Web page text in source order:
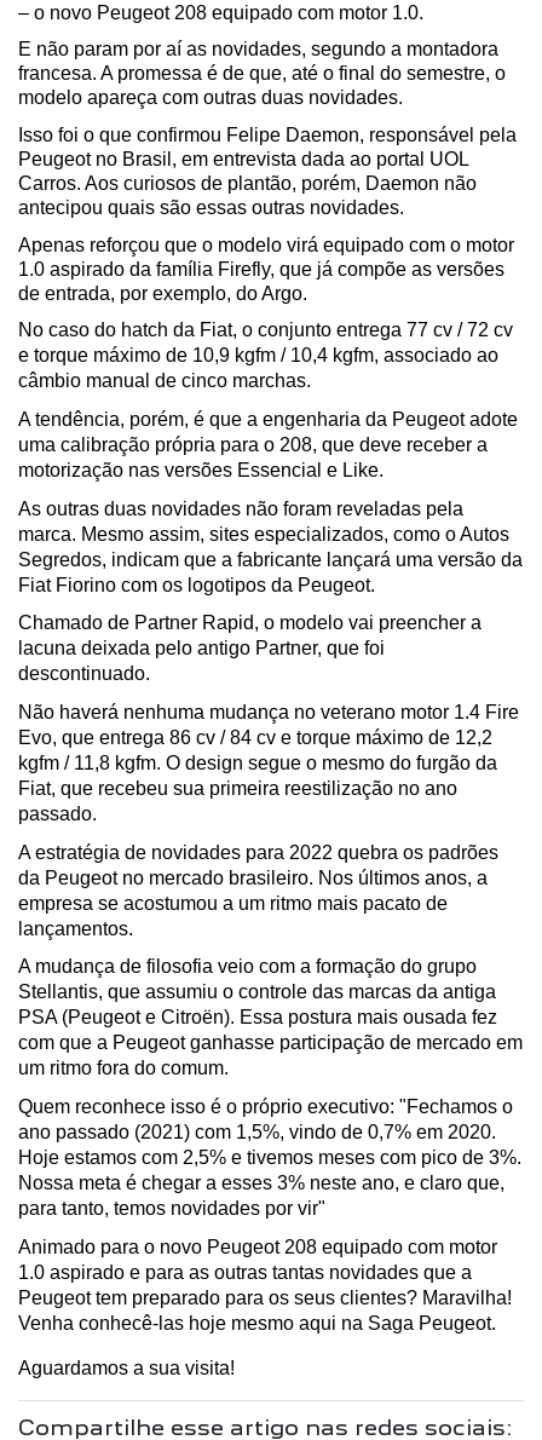
– o novo Peugeot 208 equipado com motor 1.0.
E não param por aí as novidades, segundo a montadora
francesa. A promessa é de que, até o final do semestre, o
modelo apareça com outras duas novidades.
Isso foi o que confirmou Felipe Daemon, responsável pela
Peugeot no Brasil, em entrevista dada ao portal UOL
Carros. Aos curiosos de plantão, porém, Daemon não
antecipou quais são essas outras novidades.
Apenas reforçou que o modelo virá equipado com o motor
1.0 aspirado da família Firefly, que já compõe as versões
de entrada, por exemplo, do Argo.
No caso do hatch da Fiat, o conjunto entrega 77 cv / 72 cv
e torque máximo de 10,9 kgfm / 10,4 kgfm, associado ao
câmbio manual de cinco marchas.
A tendência, porém, é que a engenharia da Peugeot adote
uma calibração própria para o 208, que deve receber a
motorização nas versões Essencial e Like.
As outras duas novidades não foram reveladas pela
marca. Mesmo assim, sites especializados, como o Autos
Segredos, indicam que a fabricante lançará uma versão da
Fiat Fiorino com os logotipos da Peugeot.
Chamado de Partner Rapid, o modelo vai preencher a
lacuna deixada pelo antigo Partner, que foi
descontinuado.
Não haverá nenhuma mudança no veterano motor 1.4 Fire
Evo, que entrega 86 cv / 84 cv e torque máximo de 12,2
kgfm / 11,8 kgfm. O design segue o mesmo do furgão da
Fiat, que recebeu sua primeira reestilização no ano
passado.
A estratégia de novidades para 2022 quebra os padrões
da Peugeot no mercado brasileiro. Nos últimos anos, a
empresa se acostumou a um ritmo mais pacato de
lançamentos.
A mudança de filosofia veio com a formação do grupo
Stellantis, que assumiu o controle das marcas da antiga
PSA (Peugeot e Citroën). Essa postura mais ousada fez
com que a Peugeot ganhasse participação de mercado em
um ritmo fora do comum.
Quem reconhece isso é o próprio executivo: "Fechamos o
ano passado (2021) com 1,5%, vindo de 0,7% em 2020.
Hoje estamos com 2,5% e tivemos meses com pico de 3%.
Nossa meta é chegar a esses 3% neste ano, e claro que,
para tanto, temos novidades por vir"
Animado para o novo Peugeot 208 equipado com motor
1.0 aspirado e para as outras tantas novidades que a
Peugeot tem preparado para os seus clientes? Maravilha!
Venha conhecê-las hoje mesmo aqui na Saga Peugeot.
Aguardamos a sua visita!
Compartilhe esse artigo nas redes sociais: